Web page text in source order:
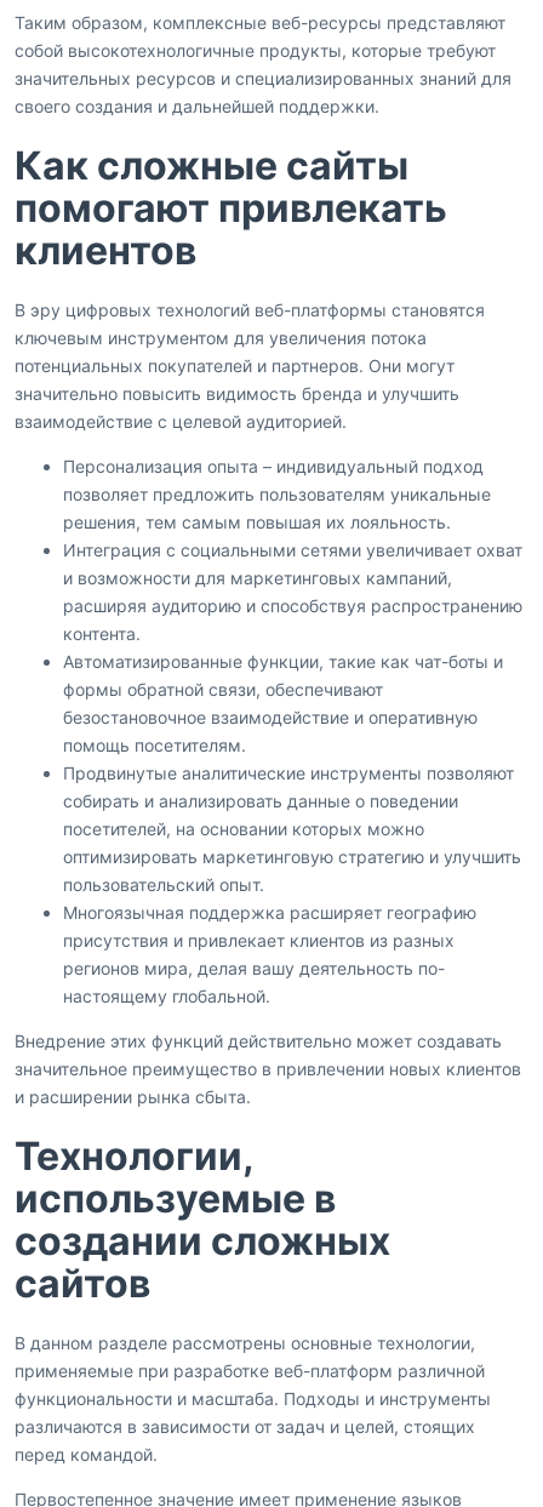
Таким образом, комплексные веб-ресурсы представляют
собой высокотехнологичные продукты, которые требуют
значительных ресурсов и специализированных знаний для
своего создания и дальнейшей поддержки.
Как сложные сайты
помогают привлекать
клиентов
В эру цифровых технологий веб-платформы становятся
ключевым инструментом для увеличения потока
потенциальных покупателей и партнеров. Они могут
значительно повысить видимость бренда и улучшить
взаимодействие с целевой аудиторией.
Персонализация опыта – индивидуальный подход
позволяет предложить пользователям уникальные
решения, тем самым повышая их лояльность.
Интеграция с социальными сетями увеличивает охват
и возможности для маркетинговых кампаний,
расширяя аудиторию и способствуя распространению
контента.
Автоматизированные функции, такие как чат-боты и
формы обратной связи, обеспечивают
безостановочное взаимодействие и оперативную
помощь посетителям.
Продвинутые аналитические инструменты позволяют
собирать и анализировать данные о поведении
посетителей, на основании которых можно
оптимизировать маркетинговую стратегию и улучшить
пользовательский опыт.
Многоязычная поддержка расширяет географию
присутствия и привлекает клиентов из разных
регионов мира, делая вашу деятельность по-
настоящему глобальной.
Внедрение этих функций действительно может создавать
значительное преимущество в привлечении новых клиентов
и расширении рынка сбыта.
Технологии,
используемые в
создании сложных
сайтов
В данном разделе рассмотрены основные технологии,
применяемые при разработке веб-платформ различной
функциональности и масштаба. Подходы и инструменты
различаются в зависимости от задач и целей, стоящих
перед командой.
Первостепенное значение имеет применение языков